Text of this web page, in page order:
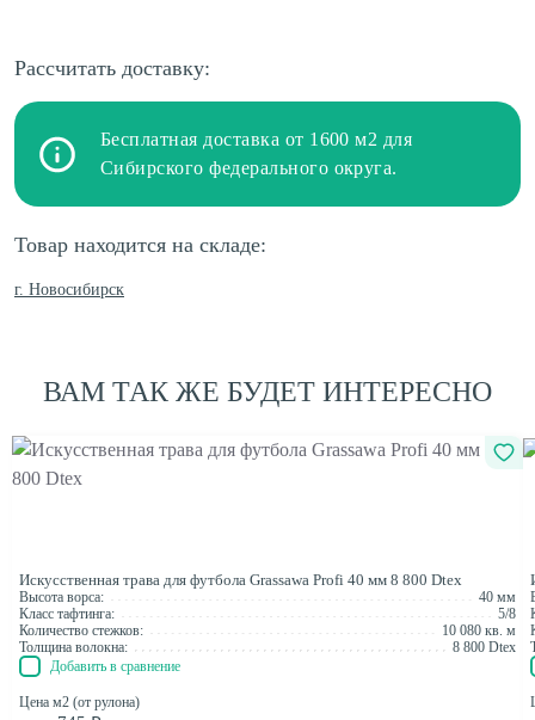
Рассчитать доставку:
Бесплатная доставка от 1600 м2 для
Сибирского федерального округа.
Товар находится на складе:
г. Новосибирск
ВАМ ТАК ЖЕ БУДЕТ ИНТЕРЕСНО
Искусственная трава для футбола Grassawa Profi 40 мм 8 800 Dtex
Высота ворса:
40 мм
Класс тафтинга:
5/8
Количество стежков:
10 080 кв. м
Толщина волокна:
8 800 Dtex
Добавить в сравнение
Цена м2 (от рулона)